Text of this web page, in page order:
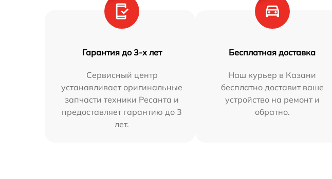
Гарантия до 3-х лет
Сервисный центр
устанавливает оригинальные
запчасти техники Ресанта и
предоставляет гарантию до 3
лет.
Бесплатная доставка
Наш курьер в Казани
бесплатно доставит ваше
устройство на ремонт и
обратно.